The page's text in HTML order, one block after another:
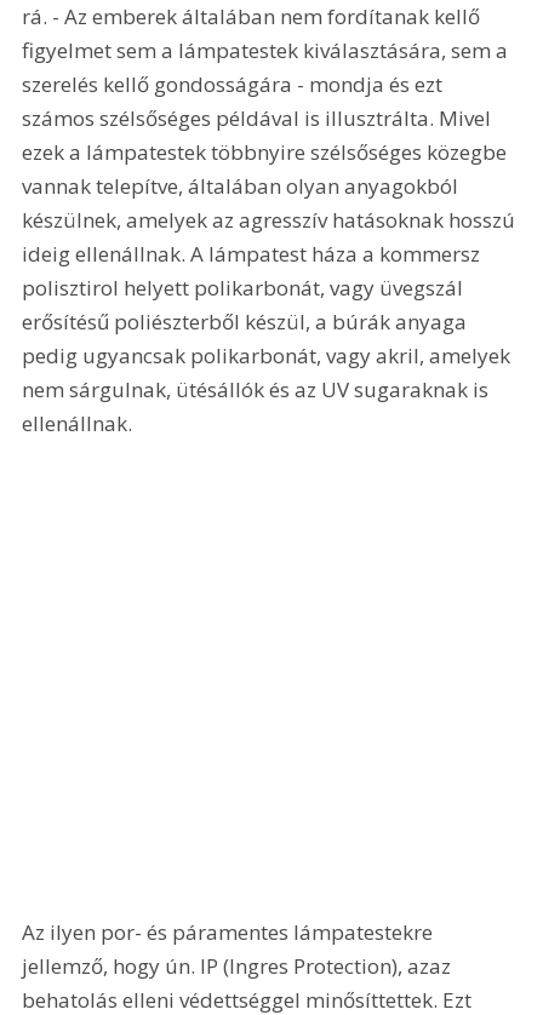
rá. - Az emberek általában nem fordítanak kellő
figyelmet sem a lámpatestek kiválasztására, sem a
szerelés kellő gondosságára - mondja és ezt
számos szélsőséges példával is illusztrálta. Mivel
ezek a lámpatestek többnyire szélsőséges közegbe
vannak telepítve, általában olyan anyagokból
készülnek, amelyek az agresszív hatásoknak hosszú
ideig ellenállnak. A lámpatest háza a kommersz
polisztirol helyett polikarbonát, vagy üvegszál
erősítésű poliészterből készül, a búrák anyaga
pedig ugyancsak polikarbonát, vagy akril, amelyek
nem sárgulnak, ütésállók és az UV sugaraknak is
ellenállnak.
Az ilyen por- és páramentes lámpatestekre
jellemző, hogy ún. IP (Ingres Protection), azaz
behatolás elleni védettséggel minősíttettek. Ezt